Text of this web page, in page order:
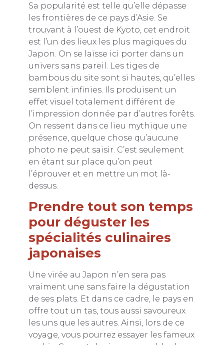
Sa popularité est telle qu’elle dépasse
les frontières de ce pays d’Asie. Se
trouvant à l’ouest de Kyoto, cet endroit
est l’un des lieux les plus magiques du
Japon. On se laisse ici porter dans un
univers sans pareil. Les tiges de
bambous du site sont si hautes, qu’elles
semblent infinies. Ils produisent un
effet visuel totalement différent de
l’impression donnée par d’autres forêts.
On ressent dans ce lieu mythique une
présence, quelque chose qu’aucune
photo ne peut saisir. C’est seulement
en étant sur place qu’on peut
l’éprouver et en mettre un mot là-
dessus.
Prendre tout son temps
pour déguster les
spécialités culinaires
japonaises
Une virée au Japon n’en sera pas
vraiment une sans faire la dégustation
de ses plats. Et dans ce cadre, le pays en
offre tout un tas, tous aussi savoureux
les uns que les autres. Ainsi, lors de ce
voyage, vous pourrez essayer les fameux